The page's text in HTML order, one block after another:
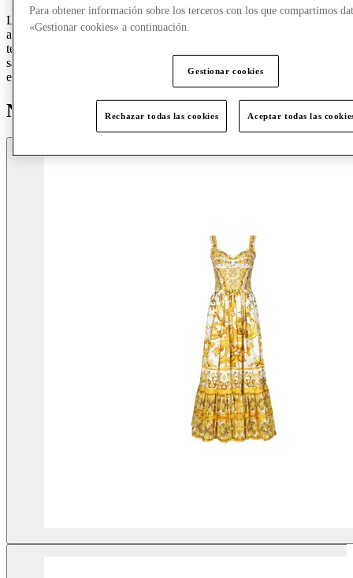
La fuerte identidad de la marca ha evolucionado a lo largo de los
años sin olvidar nunca sus raíces. Un estilo inconfundible que,
temporada tras temporada, combina una fuerte innovación con el
sabor mediterráneo de sus orígenes. Una marca cuya esencia reside
en sus rasgos contrastantes.
Nuevas llegadas
Para obtener información sobre los terceros con los que compartimos
«Gestionar cookies» a continuación.
Gestionar cookies
Rechazar todas las cookies Aceptar todas las